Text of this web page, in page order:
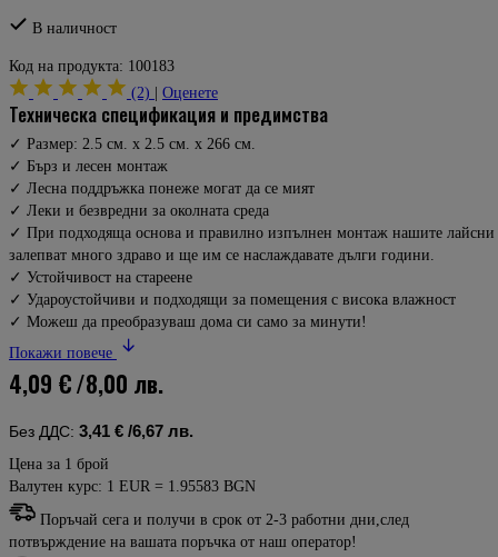
В наличност
Код на продукта: 100183
(2)
Оценете
техническа спецификация и предимства
✓ Размер: 2.5 см. х 2.5 см. х 266 см.
✓ Бърз и лесен монтаж
✓ Лесна поддръжка понеже могат да се мият
✓ Леки и безвредни за околната среда
✓ При подходяща основа и правилно изпълнен монтаж нашите лайсни
залепват много здраво и ще им се наслаждавате дълги години.
✓ Устойчивост на стареене
✓ Удароустойчиви и подходящи за помещения с висока влажност
✓ Можеш да преобразуваш дома си само за минути!
Покажи повече
4,09 €/8,00 лв.
Без ДДС: 3,41 € /6,67 лв.
Цена за 1 брой
Валутен курс: 1 EUR = 1.95583 BGN
Поръчай сега и получи в срок от 2-3 работни дни,след
потвърждение на вашата поръчка от наш оператор!